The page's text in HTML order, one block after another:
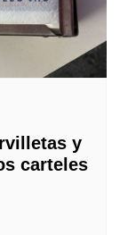
y
carteles